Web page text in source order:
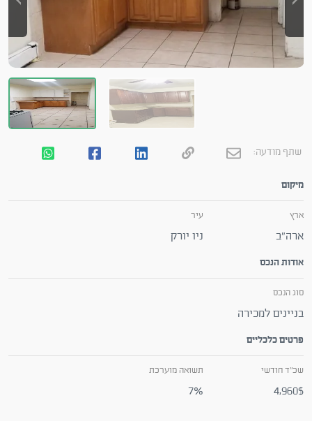
שתף מודעה:
מיקום
ארץ
ארה"ב
עיר
ניו יורק
אודות הנכס
סוג הנכס
בניינים למכירה
פרטים כלכליים
שכ"ד חודשי
4,960$
תשואה מוערכת
7%